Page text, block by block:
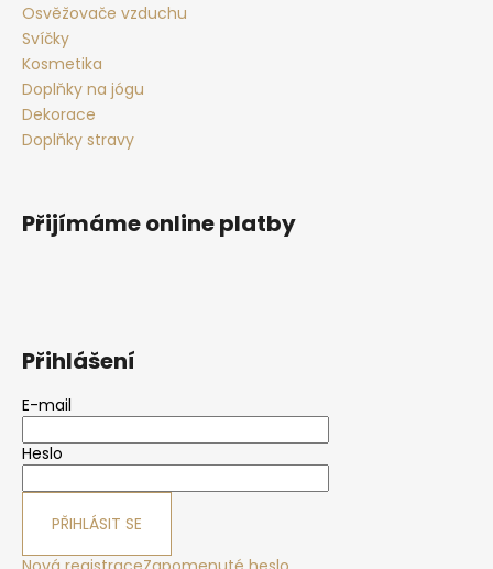
Osvěžovače vzduchu
Svíčky
Kosmetika
Doplňky na jógu
Dekorace
Doplňky stravy
Přijímáme online platby
Přihlášení
E-mail
Heslo
PŘIHLÁSIT SE